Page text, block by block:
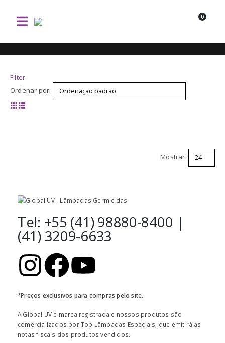
0
Filter
Ordenar por:
Mostrar:
Tel: +55 (41) 98880-8400 |
(41) 3209-6633
*Preços exclusivos para compras pelo site.
A Global UV é marca registrada e nossos produtos são
comercializados por Top Lâmpadas Especiais, que emitirá as
notas fiscais dos produtos vendidos.